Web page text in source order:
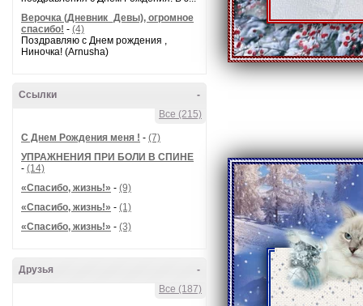
Верочка (Дневник_Девы), огромное
спасибо! - (4)
Поздравляю с Днем рождения ,
Ниночка! (Arnusha)
-
Ссылки
Все (215)
С Днем Рождения меня ! - (7)
УПРАЖНЕНИЯ ПРИ БОЛИ В СПИНЕ
- (14)
«Спасибо, жизнь!» - (9)
«Спасибо, жизнь!» - (1)
«Спасибо, жизнь!» - (3)
-
Друзья
Все (187)